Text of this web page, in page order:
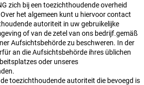
zich bij een toezichthoudende overheid
het algemeen kunt u hiervoor contact
autoriteit in uw gebruikelijke
of van de zetel van ons bedrijf.gemäß
Aufsichtsbehörde zu beschweren. In der
an die Aufsichtsbehörde ihres üblichen
oder unseres
toezichthoudende autoriteit die bevoegd is